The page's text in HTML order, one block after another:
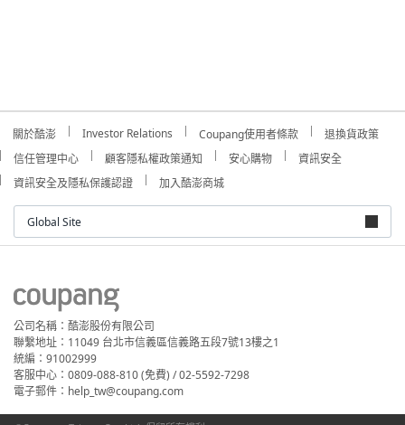
關於酷澎 Investor Relations Coupang使用者條款
退換貨政策
信任管理中心
顧客隱私權政策通知 安心購物
資訊安全
資訊安全及隱私保護認證
加入酷澎商城
Global Site
公司名稱：酷澎股份有限公司
聯繫地址：11049 台北市信義區信義路五段7號13樓之1
統編：91002999
客服中心：0809-088-810 (免費) / 02-5592-7298
電子郵件：help_tw@coupang.com